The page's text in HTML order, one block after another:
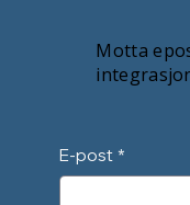
Motta
E-post *